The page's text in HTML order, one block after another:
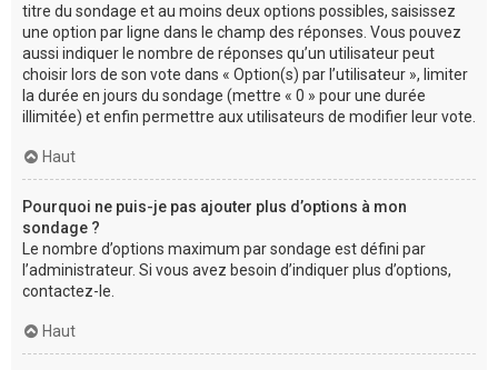
titre du sondage et au moins deux options possibles, saisissez
une option par ligne dans le champ des réponses. Vous pouvez
aussi indiquer le nombre de réponses qu’un utilisateur peut
choisir lors de son vote dans « Option(s) par l’utilisateur », limiter
la durée en jours du sondage (mettre « 0 » pour une durée
illimitée) et enfin permettre aux utilisateurs de modifier leur vote.
Haut
Pourquoi ne puis-je pas ajouter plus d’options à mon
sondage ?
Le nombre d’options maximum par sondage est défini par
l’administrateur. Si vous avez besoin d’indiquer plus d’options,
contactez-le.
Haut